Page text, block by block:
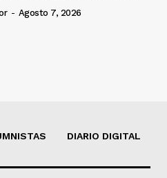
- Agosto 7, 2026
DIARIO DIGITAL